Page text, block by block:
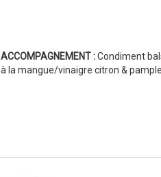
ACCOMPAGNEMENT :Condiment
à la mangue/vinaigre citron &